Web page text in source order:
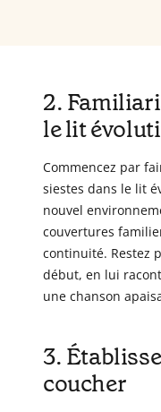
2.
le lit
Commencez par
siestes dans le lit
nouvel
couvertures
continuité. Restez
début, en lui
une chanson
3.
coucher